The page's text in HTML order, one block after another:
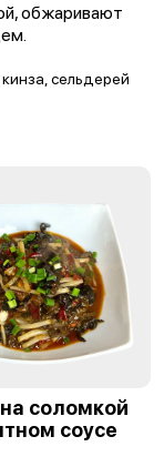
обжаривают
сельдерей
соломкой
соусе